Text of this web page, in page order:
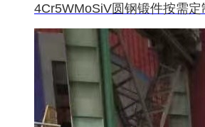
4Cr5WMoSiV圆钢锻件按需定